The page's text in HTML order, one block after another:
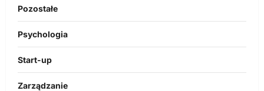
Pozostałe
Psychologia
Start-up
Zarządzanie